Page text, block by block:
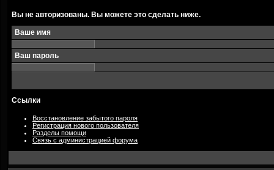
Вы не авторизованы. Вы можете это сделать ниже.
Ваше имя
Ваш пароль
Ссылки
Восстановление забытого пароля
Регистрация нового пользователя
Разделы помощи
Связь с администрацией форума